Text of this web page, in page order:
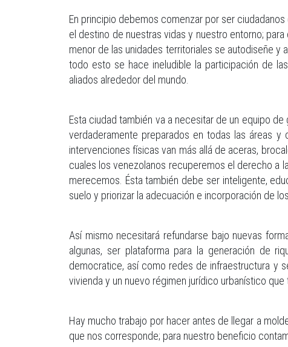
En principio debemos comenzar por ser
el destino de nuestras vidas y nuestro entorno;
menor de las unidades territoriales se autodiseñe y
todo esto se hace ineludible la participación de
aliados alrededor del mundo.
Esta ciudad también va a necesitar de un equipo
verdaderamente preparados en todas las áreas y
intervenciones físicas van más allá de aceras,
cuales los venezolanos recuperemos el derecho a
merecemos. Ésta también debe ser inteligente,
suelo y priorizar la adecuación e incorporación de
Así mismo necesitará refundarse bajo nuevas
algunas, ser plataforma para la generación de
democratice, así como redes de infraestructura y
vivienda y un nuevo régimen jurídico urbanístico
Hay mucho trabajo por hacer antes de llegar a
que nos corresponde; para nuestro beneficio